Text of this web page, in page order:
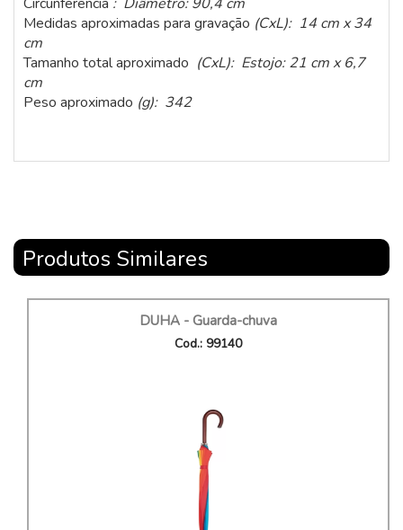
Medidas aproximadas para gravação (CxL): 14 cm x 34
cm
Tamanho total aproximado (CxL): Estojo: 21 cm x 6,7
cm
Peso aproximado (g): 342
Produtos Similares
DUHA - Guarda-chuva
Cod.: 99140